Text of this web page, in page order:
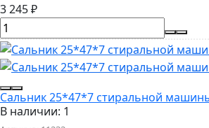
3 245₽
Сальник 25*47*7 стиральной
В наличии: 1